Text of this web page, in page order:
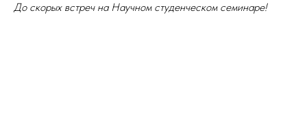
До скорых встреч на Научном студенческом семинаре!